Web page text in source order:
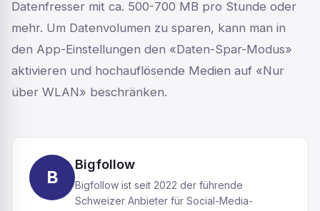
Datenfresser mit ca. 500-700 MB pro Stunde oder
mehr. Um Datenvolumen zu sparen, kann man in
den App-Einstellungen den «Daten-Spar-Modus»
aktivieren und hochauflösende Medien auf «Nur
über WLAN» beschränken.
B
Bigfollow
Bigfollow ist seit 2022 der führende
Schweizer Anbieter für Social-Media-